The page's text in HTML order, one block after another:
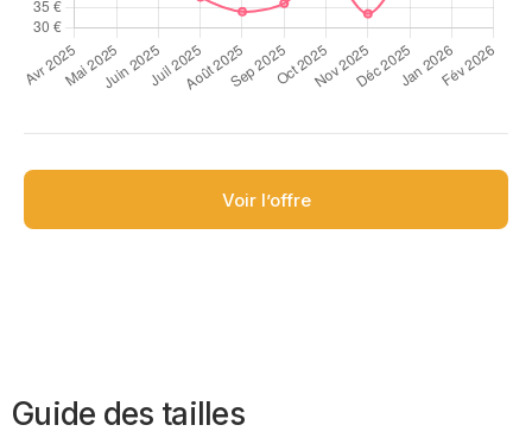
Voir l’offre
Guide des tailles